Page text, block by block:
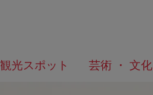
観光スポット 芸術 ・ 文化
何
を